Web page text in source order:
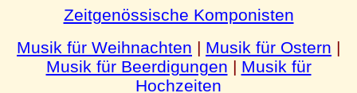
Zeitgenössische Komponisten
Musik für Weihnachten | Musik für Ostern |
Musik für Beerdigungen | Musik für
Hochzeiten